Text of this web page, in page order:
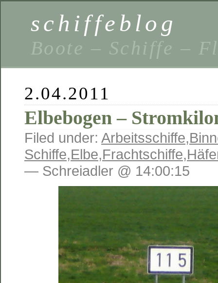
schiffeblog
Boote – Schiffe –
2.04.2011
Elbebogen –
Filed under: Arbeitsschiffe,
Schiffe,Elbe,Frachtschiffe,
— Schreiadler @ 14:00:15